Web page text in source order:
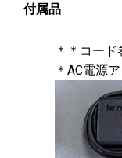
付属品
＊＊コー
＊AC電源